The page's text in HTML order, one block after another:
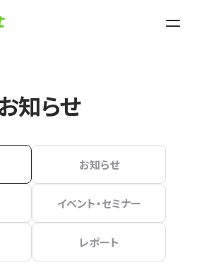
知らせ
お知らせ
イベント・セミナー
レポート